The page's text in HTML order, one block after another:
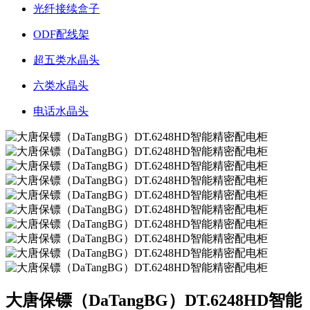
光纤接续盒子
ODF配线架
超五类水晶头
六类水晶头
电话水晶头
大唐保镖（DaTangBG）DT.6248HD智能